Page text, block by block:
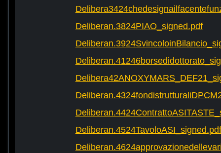
Deliberan.3824PIAO_signed.pdf
Deliberan.4524TavoloASI_signed.pdf